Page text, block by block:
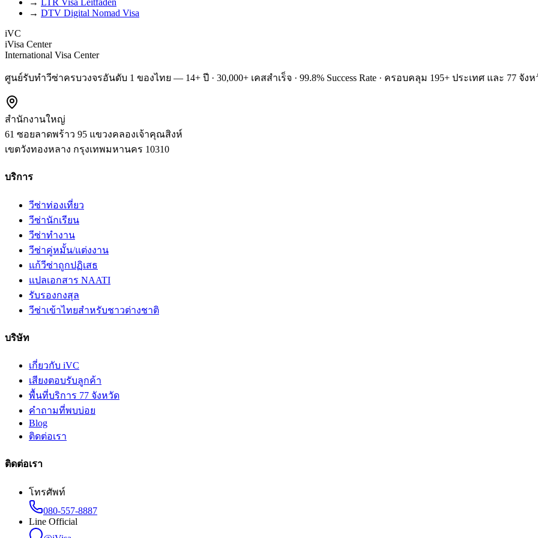
→ LTR Visa Leitfaden
→ DTV Digital Nomad Visa
iVC
iVisa Center
International Visa Center
ศูนย์รับทำวีซ่าครบวงจรอันดับ 1 ของไทย — 14+ ปี · 30,000+ เคสสำเร็จ · 99.8% Success Rate · ครอบคลุม 195+ ประเทศ และ 77 จัง
สำนักงานใหญ่
61 ซอยลาดพร้าว 95 แขวงคลองเจ้าคุณสิงห์
เขตวังทองหลาง กรุงเทพมหานคร 10310
บริการ
วีซ่าท่องเที่ยว
วีซ่านักเรียน
วีซ่าทำงาน
วีซ่าคู่หมั้น/แต่งงาน
แก้วีซ่าถูกปฏิเสธ
แปลเอกสาร NAATI
รับรองกงสุล
วีซ่าเข้าไทยสำหรับชาวต่างชาติ
บริษัท
เกี่ยวกับ iVC
เสียงตอบรับลูกค้า
พื้นที่บริการ 77 จังหวัด
คำถามที่พบบ่อย
Blog
ติดต่อเรา
ติดต่อเรา
โทรศัพท์
080-557-8887
Line Official